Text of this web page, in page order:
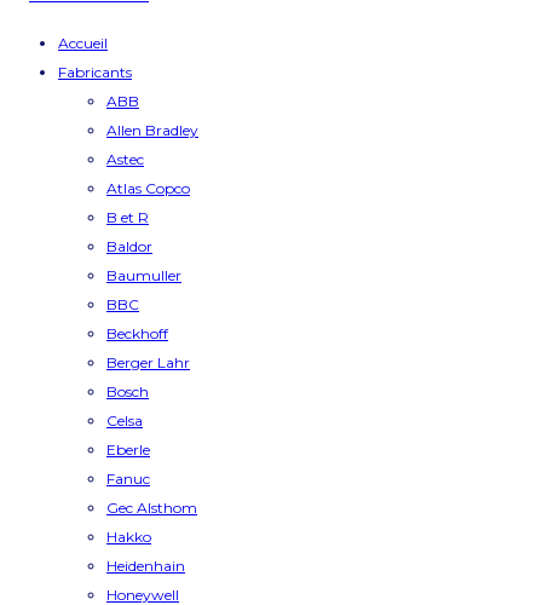
Accueil
Fabricants
ABB
Allen Bradley
Astec
Atlas Copco
B et R
Baldor
Baumuller
BBC
Beckhoff
Berger Lahr
Bosch
Celsa
Eberle
Fanuc
Gec Alsthom
Hakko
Heidenhain
Honeywell